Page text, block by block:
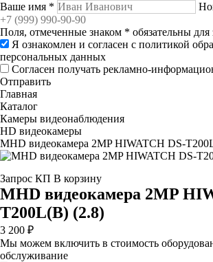
Ваше имя *
Поля, отмеченные знаком * обязательны
Я ознакомлен и согласен с политикой
персональных данных
Согласен получать рекламно-
Отправить
Главная
Каталог
Камеры видеонаблюдения
HD видеокамеры
MHD видеокамера 2MP HIWATCH DS-
Запрос КП В корзину
MHD видеокамера 2MP
T200L(B) (2.8)
3 200 ₽
Мы можем включить в стоимость
обслуживание